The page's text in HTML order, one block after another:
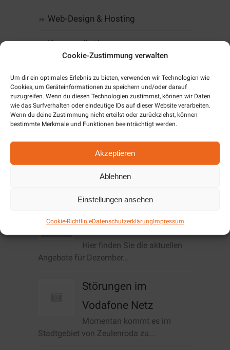
Cookie-Zustimmung verwalten
Um dir ein optimales Erlebnis zu bieten, verwenden wir Technologien wie
Cookies, um Geräteinformationen zu speichern und/oder darauf
zuzugreifen. Wenn du diesen Technologien zustimmst, können wir Daten
wie das Surfverhalten oder eindeutige IDs auf dieser Website verarbeiten.
Wenn du deine Zustimmung nicht erteilst oder zurückziehst, können
bestimmte Merkmale und Funktionen beeinträchtigt werden.
Akzeptieren
Ablehnen
Einstellungen ansehen
Cookie-RichtlinieDatenschutzerklärungImpressum
Web-Design & Hosting
Kommunikation
Alarm & SmartHome
Unternehmen
Cookie-Richtlinie (EU)
Aktuelles / News
Hier finden Sie die aktuellen
Angebote für Dezember...
Störungen im
Vodafone Netz
Momentan kommt es im
Stadtgebiet von Zeulenroda zu...